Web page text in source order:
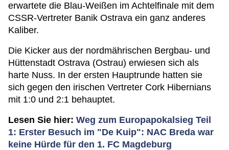
erwartete die Blau-Weißen im Achtelfinale mit dem
CSSR-Vertreter Banik Ostrava ein ganz anderes
Kaliber.
Die Kicker aus der nordmährischen Bergbau- und
Hüttenstadt Ostrava (Ostrau) erwiesen sich als
harte Nuss. In der ersten Hauptrunde hatten sie
sich gegen den irischen Vertreter Cork Hibernians
mit 1:0 und 2:1 behauptet.
Lesen Sie hier: Weg zum Europapokalsieg Teil
1: Erster Besuch im "De Kuip": NAC Breda war
keine Hürde für den 1. FC Magdeburg